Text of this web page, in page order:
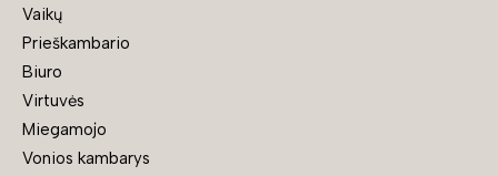
Vaikų
Prieškambario
Biuro
Virtuvės
Miegamojo
Vonios kambarys